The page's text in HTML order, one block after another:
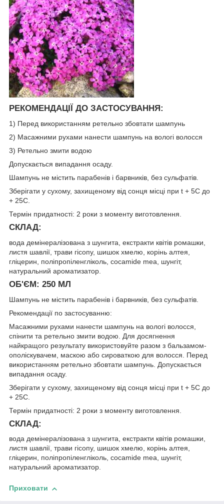
РЕКОМЕНДАЦІЇ ДО ЗАСТОСУВАННЯ:
1) Перед використанням ретельно збовтати шампунь
2) Масажними рухами нанести шампунь на вологі волосся
3) Ретельно змити водою
Допускається випадання осаду.
Шампунь не містить парабенів і барвників, без сульфатів.
Зберігати у сухому, захищеному від сонця місці при t + 5С до
+ 25С.
Термін придатності: 2 роки з моменту виготовлення.
СКЛАД:
вода демінералізована з шунгита, екстракти квітів ромашки,
листя шавлії, трави гісопу, шишок хмелю, корінь алтея,
гліцерин, поліпропіленгліколь, cocamide mea, шунгіт,
натуральний ароматизатор.
ОБ'ЄМ: 250 МЛ
Шампунь не містить парабенів і барвників, без сульфатів.
Рекомендації по застосуванню:
Масажними рухами нанести шампунь на вологі волосся,
спінити та ретельно змити водою. Для досягнення
найкращого результату використовуйте разом з бальзамом-
ополіскувачем, маскою або сироваткою для волосся. Перед
використанням ретельно збовтати шампунь. Допускається
випадання осаду.
Зберігати у сухому, захищеному від сонця місці при t + 5С до
+ 25С.
Термін придатності: 2 роки з моменту виготовлення.
СКЛАД:
вода демінералізована з шунгита, екстракти квітів ромашки,
листя шавлії, трави гісопу, шишок хмелю, корінь алтея,
гліцерин, поліпропіленгліколь, cocamide mea, шунгіт,
натуральний ароматизатор.
Приховати